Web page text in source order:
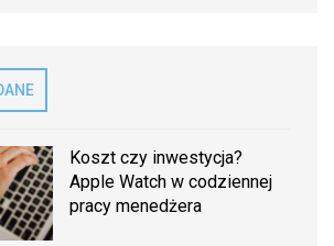
Koszt czy inwestycja?
Apple Watch w codziennej
pracy menedżera